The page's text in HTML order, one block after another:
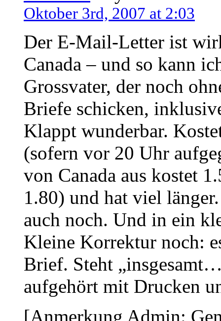
Oktober 3rd, 2007 at 2:03
Der E-Mail-Letter ist
Canada – und so kann
Grossvater, der noch
Briefe schicken,
Klappt wunderbar.
(sofern vor 20 Uhr
von Canada aus kostet
1.80) und hat viel
auch noch. Und in ein
Kleine Korrektur noch:
Brief. Steht
aufgehört mit Drucken
[Anmerkung Admin: